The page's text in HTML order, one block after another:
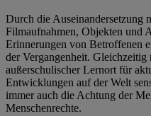
Durch die Auseinandersetzung
Filmaufnahmen, Objekten und
Erinnerungen von Betroffenen
der Vergangenheit. Gleichzeitig
außerschulischer Lernort für
Entwicklungen auf der Welt
immer auch die Achtung der
Menschenrechte.